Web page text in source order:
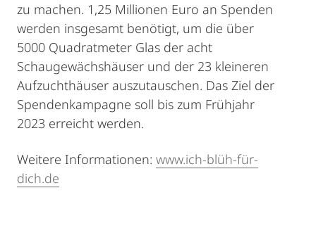
zu machen. 1,25 Millionen Euro an Spenden
werden insgesamt benötigt, um die über
5000 Quadratmeter Glas der acht
Schaugewächshäuser und der 23 kleineren
Aufzuchthäuser auszutauschen. Das Ziel der
Spendenkampagne soll bis zum Frühjahr
2023 erreicht werden.
Weitere Informationen: www.ich-blüh-für-
dich.de